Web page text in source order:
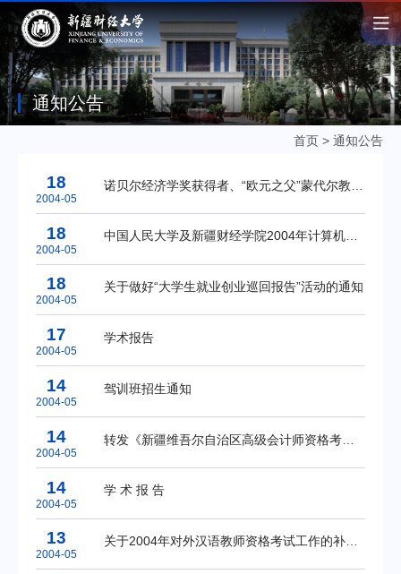
通知公告
首页 > 通知公告
18
2004-05
18
2004-05
中国人民大学及新疆财经学院2004年计算机应用技术工学硕士招生简章
18
2004-05
关于做好“大学生就业创业巡回报告”活动的通知
17
2004-05
学术报告
14
2004-05
驾训班招生通知
14
2004-05
14
2004-05
学 术 报 告
13
2004-05